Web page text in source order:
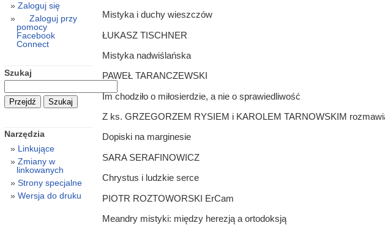
Mistyka i duchy wieszczów
ŁUKASZ TISCHNER
Mistyka nadwiślańska
PAWEŁ TARANCZEWSKI
Im chodziło o miłosierdzie, a nie o sprawiedliwość
Z ks. GRZEGORZEM RYSIEM i KAROLEM TARNOWSKIM
Dopiski na marginesie
SARA SERAFINOWICZ
Chrystus i ludzkie serce
PIOTR ROZTOWORSKI ErCam
Meandry mistyki: między herezją a ortodoksją
Zaloguj się
Zaloguj przy
pomocy
Facebook
Connect
Szukaj
Narzędzia
Linkujące
Zmiany w
linkowanych
Strony specjalne
Wersja do druku